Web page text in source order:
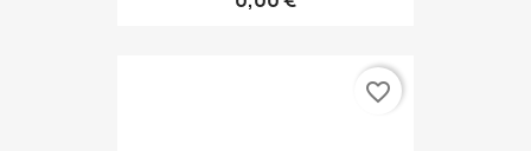
favorite_border